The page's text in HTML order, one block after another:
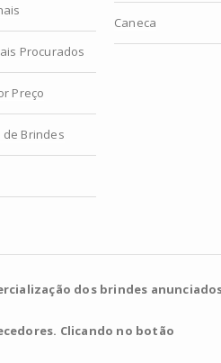
Procurados
Preço
de Brindes
Caneca
dos brindes
Clicando no botão